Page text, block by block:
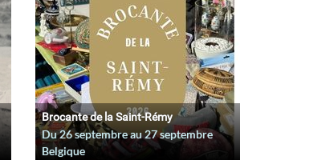
Brocante de la Saint-Rémy
Du26 septembreau27 septembre
Belgique